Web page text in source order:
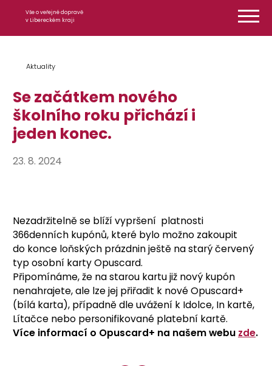
Vše o veřejné dopravě
v Libereckém kraji
Aktuality
Se začátkem nového
školního roku přichází i
jeden konec.
23. 8. 2024
Nezadržitelně se blíží vypršení platnosti
366denních kupónů, které bylo možno zakoupit
do konce loňských prázdnin ještě na starý červený
typ osobní karty Opuscard.
Připomínáme, že na starou kartu již nový kupón
nenahrajete, ale lze jej přiřadit k nové Opuscard+
(bílá karta), případně dle uvážení k Idolce, In kartě,
Lítačce nebo personifikované platební kartě.
Více informací o Opuscard+ na našem webu zde.